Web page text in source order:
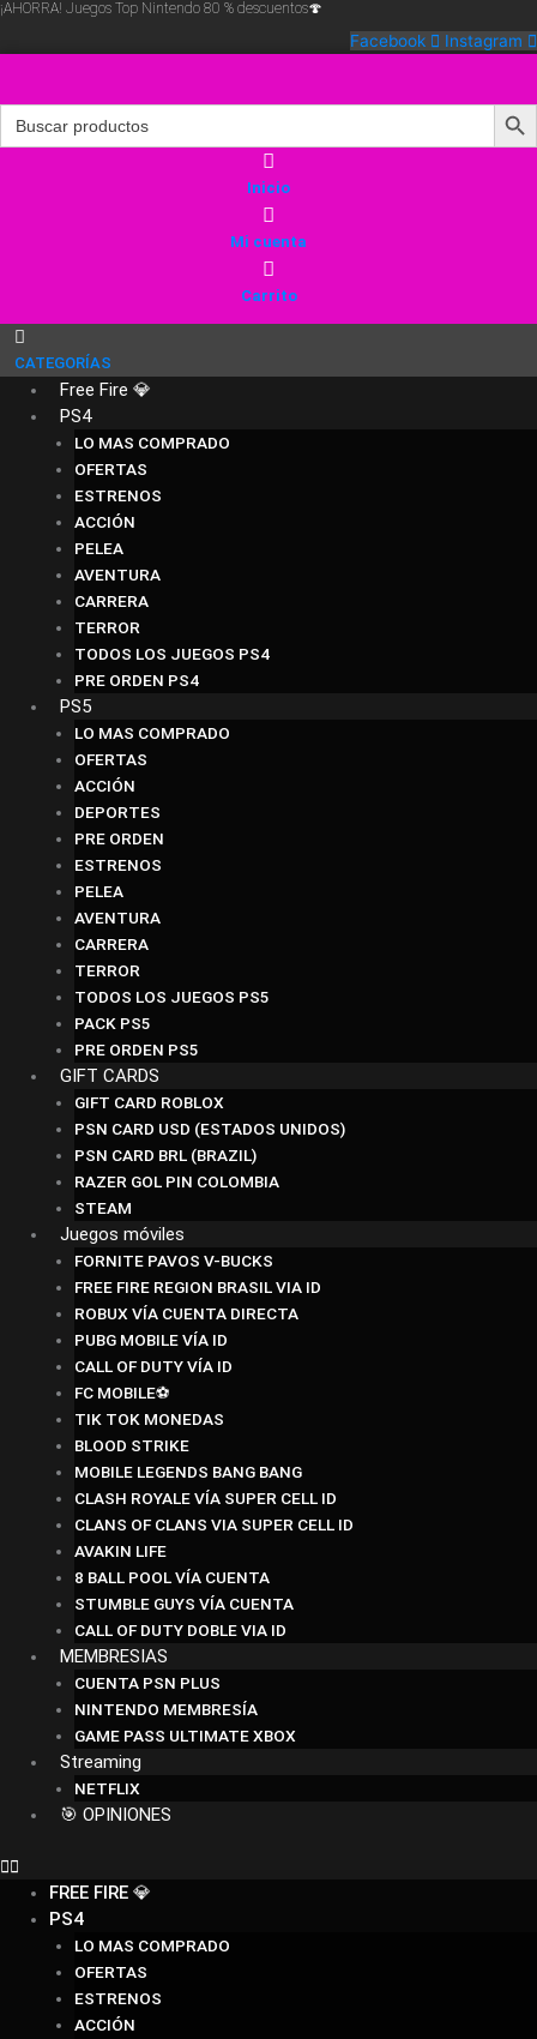
Ir
¡AHORRA! Juegos Top Nintendo 80 % descuentos🍄
Facebook Instagram
Search
for:
Search
Inicio
Mi cuenta
Carrito
CATEGORÍAS
Free Fire 💎
PS4
LO MAS COMPRADO
OFERTAS
ESTRENOS
ACCIÓN
PELEA
AVENTURA
CARRERA
TERROR
TODOS LOS JUEGOS PS4
PRE ORDEN PS4
PS5
LO MAS COMPRADO
OFERTAS
ACCIÓN
DEPORTES
PRE ORDEN
ESTRENOS
PELEA
AVENTURA
CARRERA
TERROR
TODOS LOS JUEGOS PS5
PACK PS5
PRE ORDEN PS5
GIFT CARDS
GIFT CARD ROBLOX
PSN CARD USD (ESTADOS UNIDOS)
PSN CARD BRL (BRAZIL)
RAZER GOL PIN COLOMBIA
STEAM
Juegos móviles
FORNITE PAVOS V-BUCKS
FREE FIRE REGION BRASIL VIA ID
ROBUX VÍA CUENTA DIRECTA
PUBG MOBILE VÍA ID
CALL OF DUTY VÍA ID
FC MOBILE⚽
TIK TOK MONEDAS
BLOOD STRIKE
MOBILE LEGENDS BANG BANG
CLASH ROYALE VÍA SUPER CELL ID
CLANS OF CLANS VIA SUPER CELL ID
AVAKIN LIFE
8 BALL POOL VÍA CUENTA
STUMBLE GUYS VÍA CUENTA
CALL OF DUTY DOBLE VIA ID
MEMBRESIAS
CUENTA PSN PLUS
NINTENDO MEMBRESÍA
GAME PASS ULTIMATE XBOX
Streaming
NETFLIX
🎯 OPINIONES
FREE FIRE 💎
PS4
LO MAS COMPRADO
OFERTAS
ESTRENOS
ACCIÓN